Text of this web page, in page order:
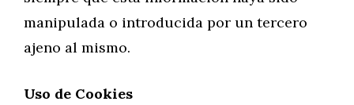
manipulada o introducida por un tercero
ajeno al mismo.
Uso de Cookies